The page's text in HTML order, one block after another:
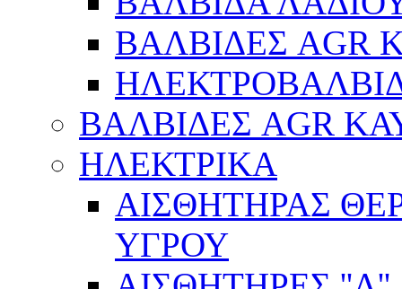
ΒΑΛΒΙΔΕΣ AGR
ΒΑΛΒΙΔΕΣ AGR
ΗΛΕΚΤΡΙΚΑ
ΑΙΣΘΗΤΗΡΑΣ
ΥΓΡΟΥ